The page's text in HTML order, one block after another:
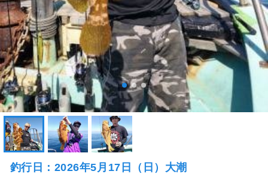
釣行日：2026年5月17日（日）大潮